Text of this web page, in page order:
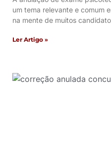
um tema relevante e comum
na mente de muitos
Ler Artigo »